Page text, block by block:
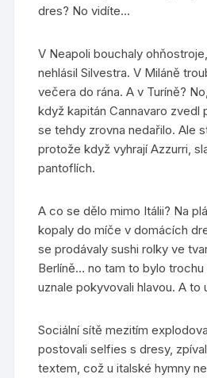
dres? No vidíte…
V Neapoli bouchaly
nehlásil Silvestra. V Miláně
večera do rána. A v Turíně?
když kapitán Cannavaro zvedl
se tehdy zrovna nedařilo. Ale
protože když vyhrají Azzurri,
pantoflích.
A co se dělo mimo Itálii? Na
kopaly do míče v domácích
se prodávaly sushi rolky ve
Berlíně… no tam to bylo trochu
uznale pokyvovali hlavou. A to
Sociální sítě mezitím
postovali selfies s dresy,
textem, což u italské hymny